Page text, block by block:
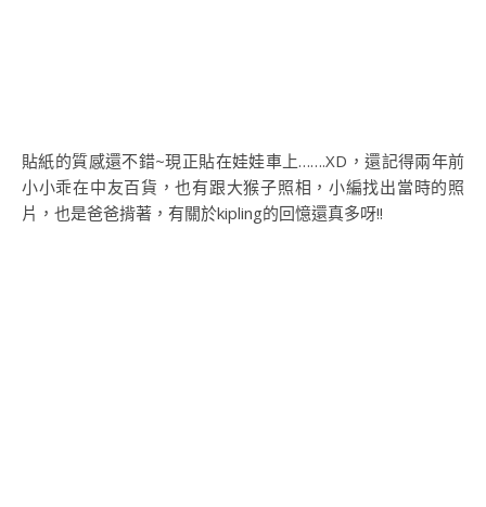
貼紙的質感還不錯~現正貼在娃娃車上…….XD，還記得兩年前
小小乖在中友百貨，也有跟大猴子照相，小編找出當時的照
片，也是爸爸揹著，有關於kipling的回憶還真多呀!!